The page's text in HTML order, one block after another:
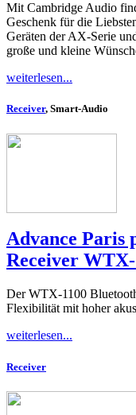
Mit Cambridge Audio
Geschenk für die
Geräten der AX-Serie
große und kleine
weiterlesen...
Receiver, Smart-Audio
Advance Paris
Receiver WTX-
Der WTX-1100
Flexibilität mit hoher
weiterlesen...
Receiver